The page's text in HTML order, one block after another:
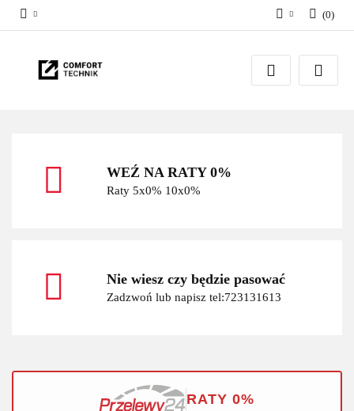
Zaloguj się
Zarejestruj się
(0)
WEŹ NA RATY 0%
Raty 5x0% 10x0%
Nie wiesz czy będzie pasować
Zadzwoń lub napisz tel:723131613
RATY 0%